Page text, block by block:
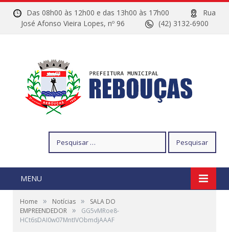
Das 08h00 às 12h00 e das 13h00 às 17h00
Rua
José Afonso Vieira Lopes, nº 96
(42) 3132-6900
por:
MENU
Home » Notícias »
SALA DO
EMPREENDEDOR »
GG5vMRoe8-
HCt6sDAI0w07MntIVObmdjAAAF